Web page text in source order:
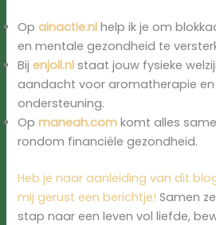
Opainactie.nl help ik je om
en mentale gezondheid te
Bijenjoil.nl staat jouw fysieke
aandacht voor aromatherapie en
ondersteuning.
Opmaneah.com komt alles
rondom financiële gezondheid.
Heb je naar aanleiding van dit
mij gerust een berichtje! Samen
stap naar een leven vol liefde,